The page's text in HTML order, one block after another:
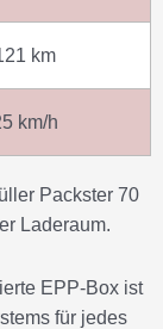
km
km/h
Packster 70
Laderaum.
EPP-Box ist
für jedes